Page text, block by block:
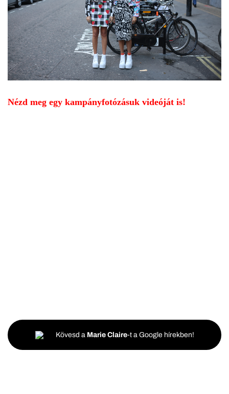
Nézd meg egy kampányfotózásuk videóját is!
Kövesd a Marie Claire-t a Google hírekben!